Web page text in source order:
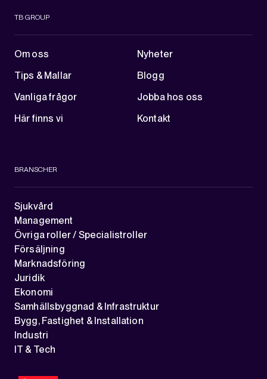
TB GROUP
Om oss
Nyheter
Tips & Mallar
Blogg
Vanliga frågor
Jobba hos oss
Här finns vi
Kontakt
BRANSCHER
Sjukvård
Management
Övriga roller / Specialistroller
Försäljning
Marknadsföring
Juridik
Ekonomi
Samhällsbyggnad & Infrastruktur
Bygg, Fastighet & Installation
Industri
IT & Tech